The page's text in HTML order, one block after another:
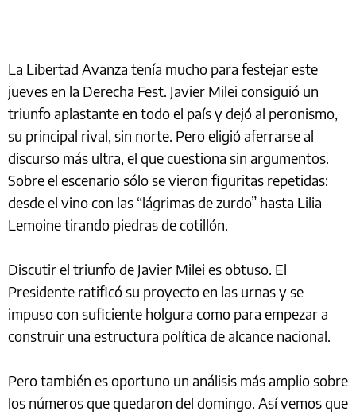
La Libertad Avanza tenía mucho para festejar este
jueves en la Derecha Fest. Javier Milei consiguió un
triunfo aplastante en todo el país y dejó al peronismo,
su principal rival, sin norte. Pero eligió aferrarse al
discurso más ultra, el que cuestiona sin argumentos.
Sobre el escenario sólo se vieron figuritas repetidas:
desde el vino con las “lágrimas de zurdo” hasta Lilia
Lemoine tirando piedras de cotillón.
Discutir el triunfo de Javier Milei es obtuso. El
Presidente ratificó su proyecto en las urnas y se
impuso con suficiente holgura como para empezar a
construir una estructura política de alcance nacional.
Pero también es oportuno un análisis más amplio sobre
los números que quedaron del domingo. Así vemos que